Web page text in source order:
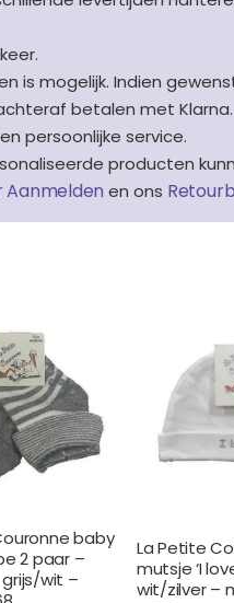
is mogelijk. Indien
betalen met Klarna.
persoonlijke service.
producten
Aanmelden en ons
baby
2 paar –
wit –
La Petite
mutsje ‘I
wit/zilver –